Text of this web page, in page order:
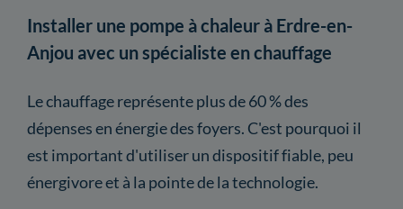
Installer une pompe à chaleur à Erdre-en-
Anjou avec un spécialiste en chauffage
Le chauffage représente plus de 60 % des
dépenses en énergie des foyers. C'est pourquoi il
est important d'utiliser un dispositif fiable, peu
énergivore et à la pointe de la technologie.